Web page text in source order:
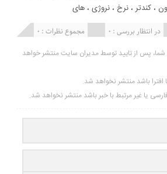
،کندتر ،نرخ ،نروژی ،های
مجموع نظرات : 0 در انتظار بررسی : 0
پس از تایید توسط مدیران سایت منتشر خواهد
باشد منتشر نخواهد شد.
فارسی یا غیر مرتبط با خبر باشد منتشر نخواهد شد.